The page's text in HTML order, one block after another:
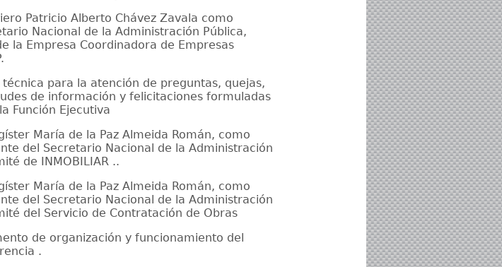
Patricio Alberto Chávez Zavala como
Nacional de la Administración Pública,
la Empresa Coordinadora de Empresas
para la atención de preguntas, quejas,
de información y felicitaciones formuladas
Función Ejecutiva
María de la Paz Almeida Román, como
del Secretario Nacional de la Administración
de INMOBILIAR ..
María de la Paz Almeida Román, como
del Secretario Nacional de la Administración
del Servicio de Contratación de Obras
de organización y funcionamiento del
.